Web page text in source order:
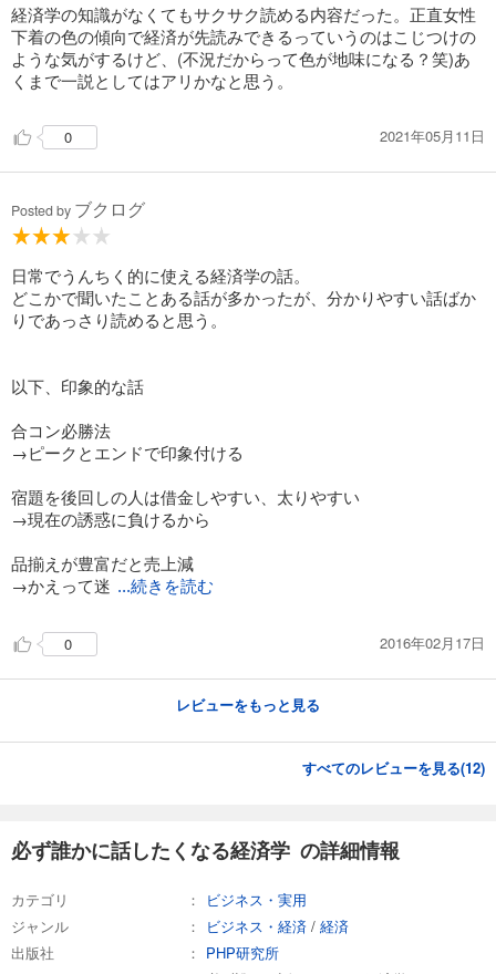
経済学の知識がなくてもサクサク読める内容だった。正直女性
下着の色の傾向で経済が先読みできるっていうのはこじつけの
ような気がするけど、(不況だからって色が地味になる？笑)あ
くまで一説としてはアリかなと思う。
0 2021年05月11日
Posted by ブクログ
日常でうんちく的に使える経済学の話。
どこかで聞いたことある話が多かったが、分かりやすい話ばか
りであっさり読めると思う。
以下、印象的な話
合コン必勝法
→ピークとエンドで印象付ける
宿題を後回しの人は借金しやすい、太りやすい
→現在の誘惑に負けるから
品揃えが豊富だと売上減
→かえって迷 ...続きを読む
0 2016年02月17日
レビューをもっと見る
すべてのレビューを見る(12)
必ず誰かに話したくなる経済学 の詳細情報
カテゴリ
ビジネス・実用
ジャンル
ビジネス・経済 / 経済
出版社
PHP研究所